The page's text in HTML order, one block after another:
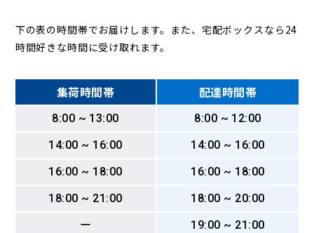
下の表の時間帯でお届けします。また、宅配ボックスなら24
時間好きな時間に受け取れます。
集荷時間帯 配達時間帯
8:00 ~ 13:00
8:00 ~ 12:00
14:00 ~ 16:00
14:00 ~ 16:00
16:00 ~ 18:00
16:00 ~ 18:00
18:00 ~ 21:00
18:00 ~ 20:00
ー
19:00 ~ 21:00